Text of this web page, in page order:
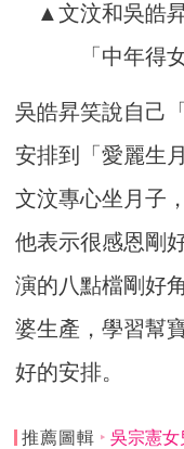
▲文汶和吳皓
「中年得
吳皓昇笑說自己
安排到「愛麗生
文汶專心坐月子
他表示很感恩剛
演的八點檔剛好
婆生產，學習幫
好的安排。
推薦圖輯 吳宗憲女